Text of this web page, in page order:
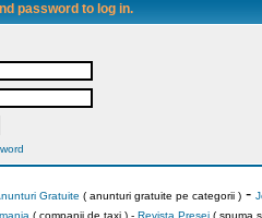
password to log in.
Gratuite ( anunturi gratuite pe categorii )-
( companii de taxi ) - Revista Presei( spuma